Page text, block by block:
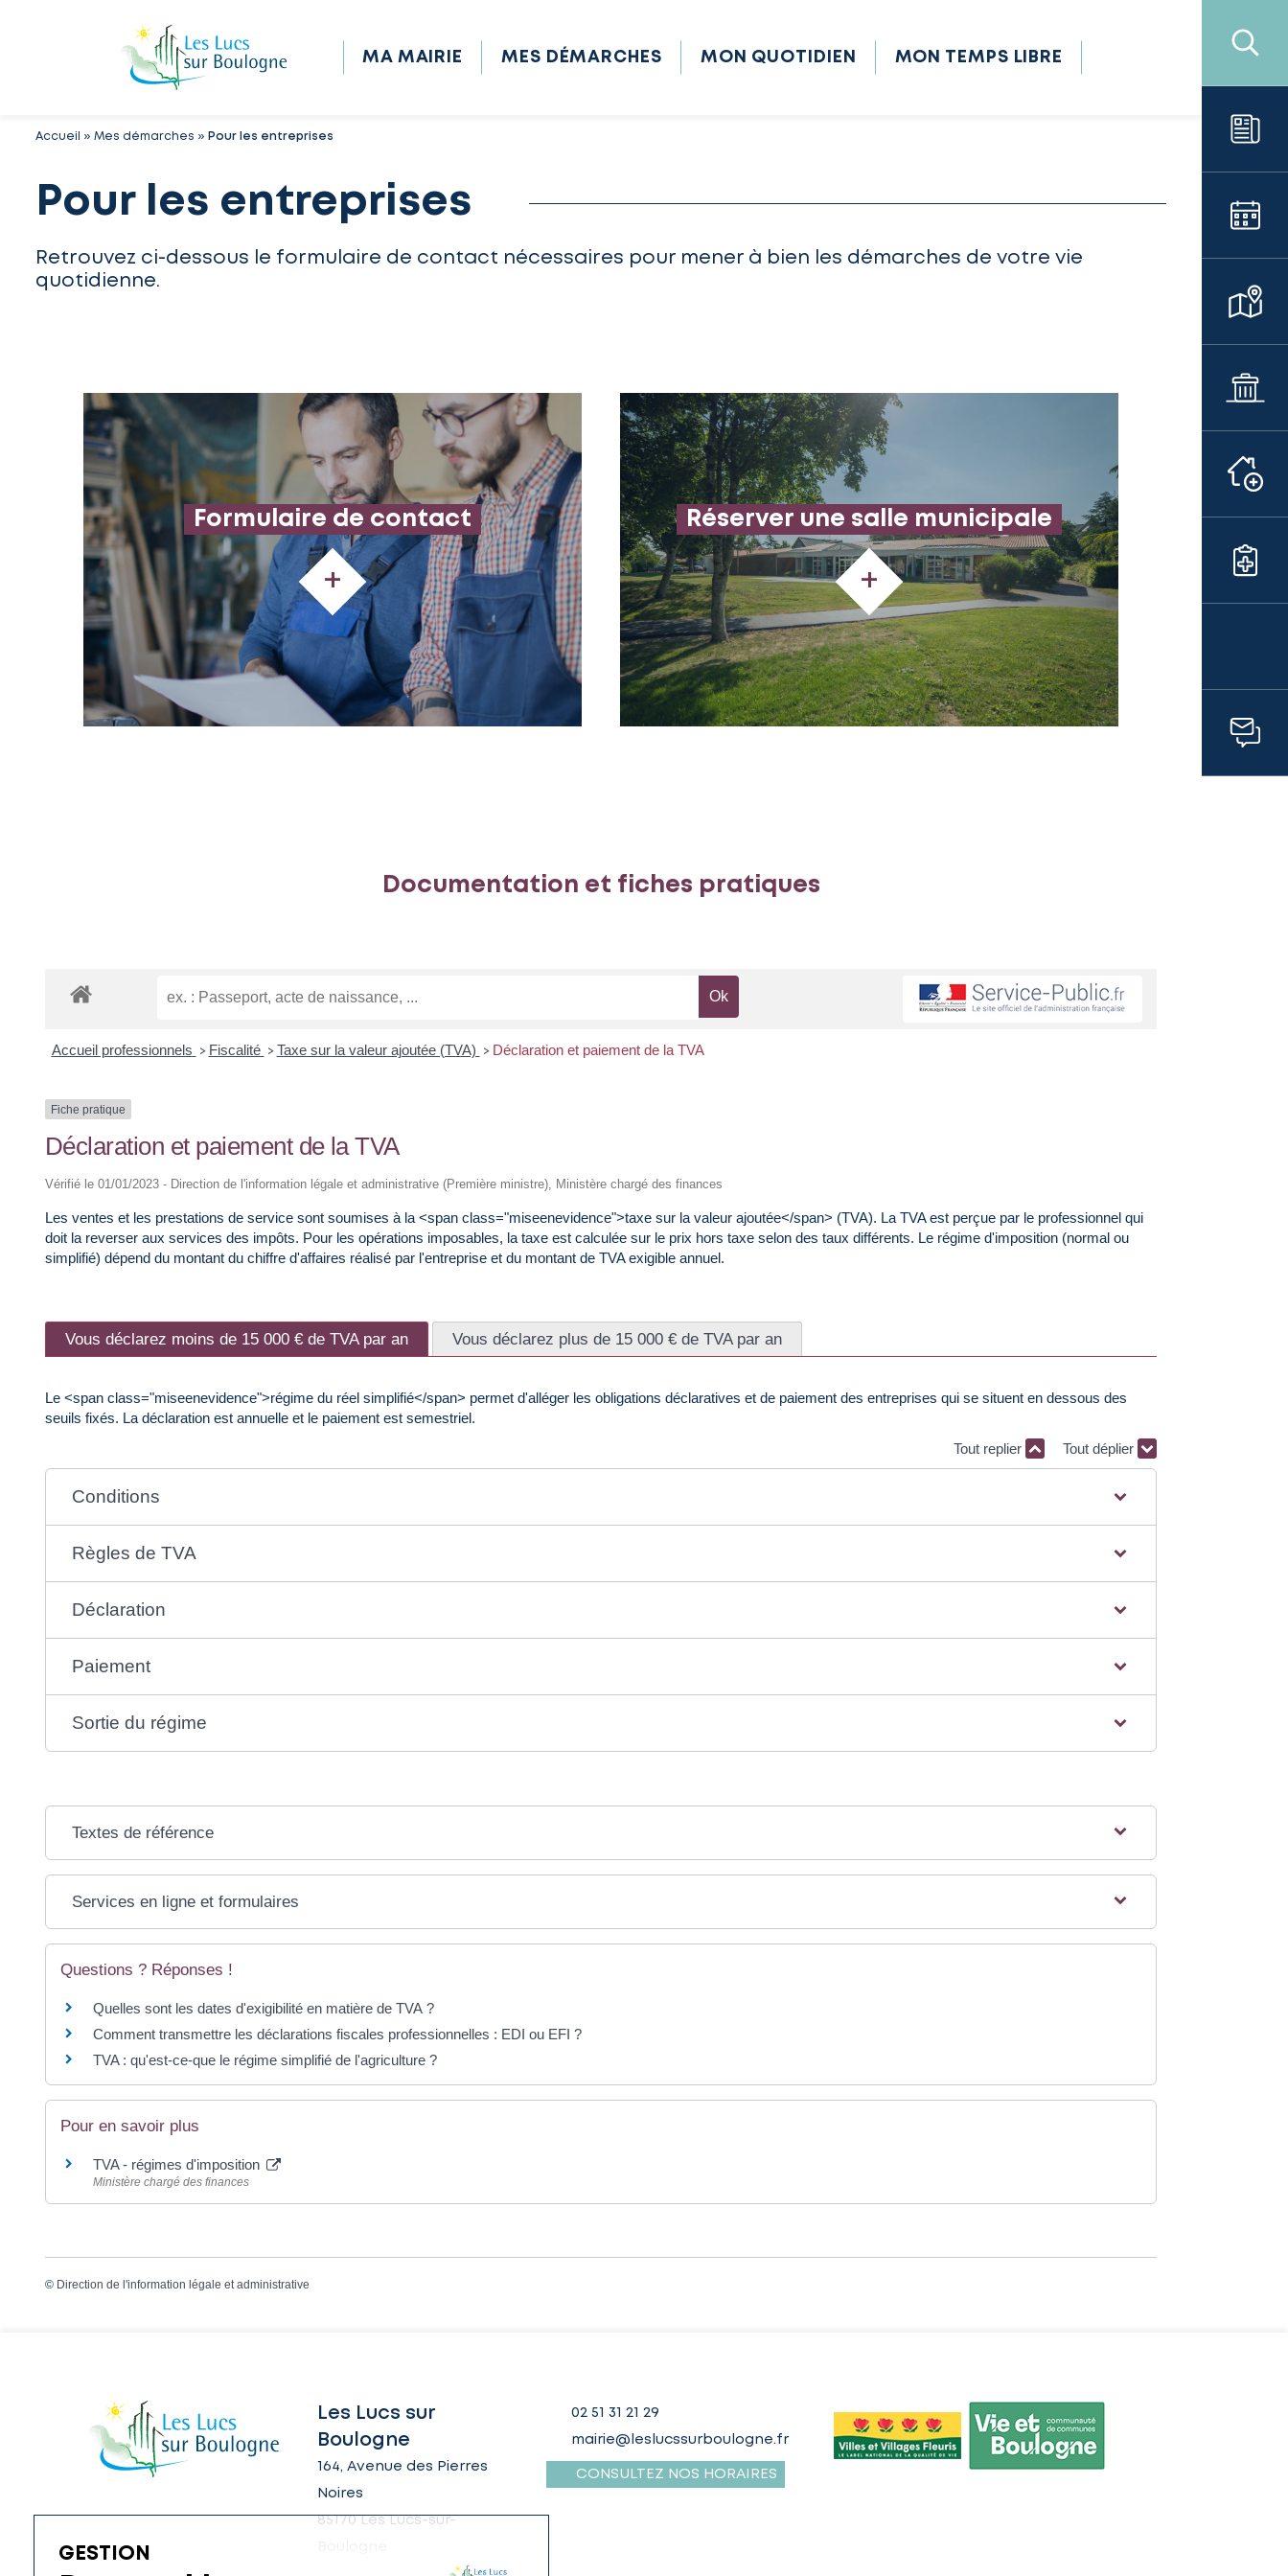
MA MAIRIE MES DÉMARCHES MON QUOTIDIEN MON TEMPS LIBRE
Accueil » Mes démarches » Pour les entreprises
Pour les entreprises
Retrouvez ci-dessous le formulaire de contact nécessaires pour mener à bien les démarches de votre vie
quotidienne.
Formulaire de contact
+
Réserver une salle municipale
+
Documentation et fiches pratiques
Accueil professionnels > Fiscalité > Taxe sur la valeur ajoutée (TVA) > Déclaration et paiement de la TVA
Fiche pratique
Déclaration et paiement de la TVA
Vérifié le 01/01/2023 - Direction de l'information légale et administrative (Première ministre), Ministère chargé des finances
Les ventes et les prestations de service sont soumises à la <span class="miseenevidence">taxe sur la valeur ajoutée</span> (TVA). La TVA est perçue par le professionnel qui
doit la reverser aux services des impôts. Pour les opérations imposables, la taxe est calculée sur le prix hors taxe selon des taux différents. Le régime d'imposition (normal ou
simplifié) dépend du montant du chiffre d'affaires réalisé par l'entreprise et du montant de TVA exigible annuel.
Vous déclarez moins de 15 000 € de TVA par an Vous déclarez plus de 15 000 € de TVA par an
Le <span class="miseenevidence">régime du réel simplifié</span> permet d'alléger les obligations déclaratives et de paiement des entreprises qui se situent en dessous des
seuils fixés. La déclaration est annuelle et le paiement est semestriel.
Tout replier
Tout déplier
Conditions
Règles de TVA
Déclaration
Paiement
Sortie du régime
Textes de référence
Services en ligne et formulaires
Questions ? Réponses !
Quelles sont les dates d'exigibilité en matière de TVA ?
Comment transmettre les déclarations fiscales professionnelles : EDI ou EFI ?
TVA : qu'est-ce-que le régime simplifié de l'agriculture ?
Pour en savoir plus
TVA - régimes d'imposition
Ministère chargé des finances
© Direction de l'information légale et administrative
Les Lucs sur
Boulogne
164, Avenue des Pierres
Noires
85170 Les Lucs-sur-
02 51 31 21 29
mairie@leslucssurboulogne.fr
CONSULTEZ NOS HORAIRES
GESTION